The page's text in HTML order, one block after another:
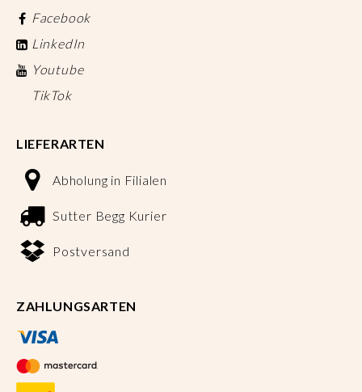
Facebook
LinkedIn
Youtube
TikTok
LIEFERARTEN
Abholung in Filialen
Sutter Begg Kurier
Postversand
ZAHLUNGSARTEN